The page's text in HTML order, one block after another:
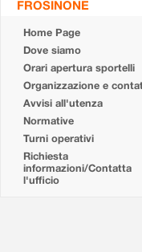
FROSINONE
Home Page
Dove siamo
Orari apertura sportelli
Organizzazione e
Avvisi all'utenza
Normative
Turni operativi
Richiesta
informazioni/Contatta
l'ufficio